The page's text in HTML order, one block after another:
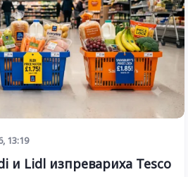
13:19
и Lidl изпревариха Tesco